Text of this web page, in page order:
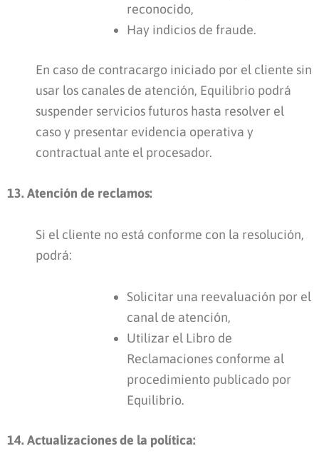
reconocido,
Hay indicios de fraude.
En caso de contracargo iniciado por el cliente sin
usar los canales de atención, Equilibrio podrá
suspender servicios futuros hasta resolver el
caso y presentar evidencia operativa y
contractual ante el procesador.
13. Atención de reclamos:
Si el cliente no está conforme con la resolución,
podrá:
Solicitar una reevaluación por el
canal de atención,
Utilizar el Libro de
Reclamaciones conforme al
procedimiento publicado por
Equilibrio.
14. Actualizaciones de la política: